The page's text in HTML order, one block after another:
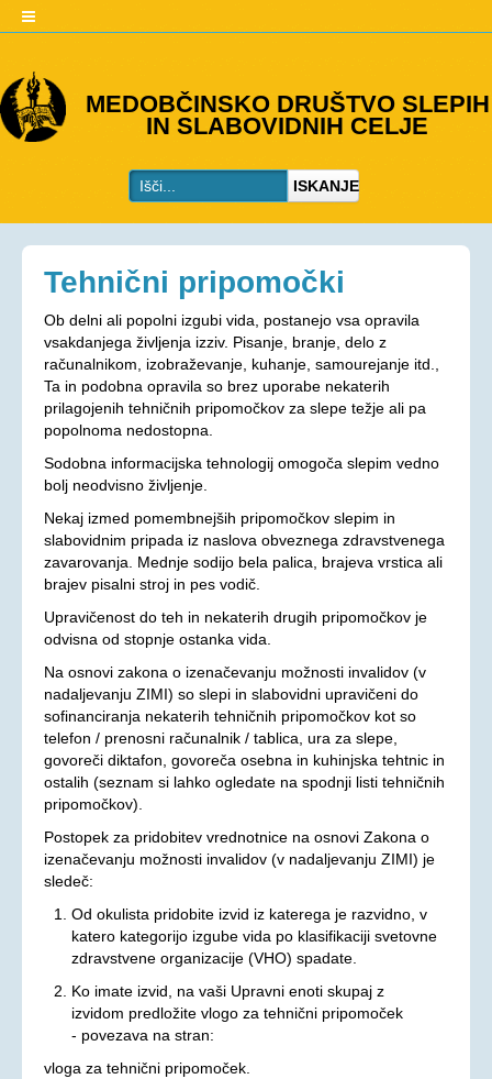
MEDOBČINSKO DRUŠTVO SLEPIH
IN SLABOVIDNIH CELJE
ISKANJE
O DRUŠTVU
Predstavitev
Organi društva
Programi društva
Ohranjevanje zdravja
Bivalna skupnost
Osebna asistenca
AKTIVNOSTI
Aktualno
KORONAVIRUS - INFORMACIJE
Prispevki
Financerji
PRAVICE IN UGODNOSTI
Zakoni in pravilniki
Ugodnosti s člansko izkaznico ZDSSS
Tehnični pripomočki
Mreža spremljevalcev
Dodatek za pomoč in postrežbo
Parkirna karta za invalide
Evropska kartica ugodnosti
Oprostitev plačila RTV prispevka
Tehnični pripomočki
Ob delni ali popolni izgubi vida, postanejo vsa opravila
vsakdanjega življenja izziv. Pisanje, branje, delo z
računalnikom, izobraževanje, kuhanje, samourejanje itd.,
Ta in podobna opravila so brez uporabe nekaterih
prilagojenih tehničnih pripomočkov za slepe težje ali pa
popolnoma nedostopna.
Sodobna informacijska tehnologij omogoča slepim vedno
bolj neodvisno življenje.
Nekaj izmed pomembnejših pripomočkov slepim in
slabovidnim pripada iz naslova obveznega zdravstvenega
zavarovanja. Mednje sodijo bela palica, brajeva vrstica ali
brajev pisalni stroj in pes vodič.
Upravičenost do teh in nekaterih drugih pripomočkov je
odvisna od stopnje ostanka vida.
Na osnovi zakona o izenačevanju možnosti invalidov (v
nadaljevanju ZIMI) so slepi in slabovidni upravičeni do
sofinanciranja nekaterih tehničnih pripomočkov kot so
telefon / prenosni računalnik / tablica, ura za slepe,
govoreči diktafon, govoreča osebna in kuhinjska tehtnic in
ostalih (seznam si lahko ogledate na spodnji listi tehničnih
pripomočkov).
Postopek za pridobitev vrednotnice na osnovi Zakona o
izenačevanju možnosti invalidov (v nadaljevanju ZIMI) je
sledeč:
Od okulista pridobite izvid iz katerega je razvidno, v
katero kategorijo izgube vida po klasifikaciji svetovne
zdravstvene organizacije (VHO) spadate.
Ko imate izvid, na vaši Upravni enoti skupaj z
izvidom predložite vlogo za tehnični pripomoček
- povezava na stran:
vloga za tehnični pripomoček.